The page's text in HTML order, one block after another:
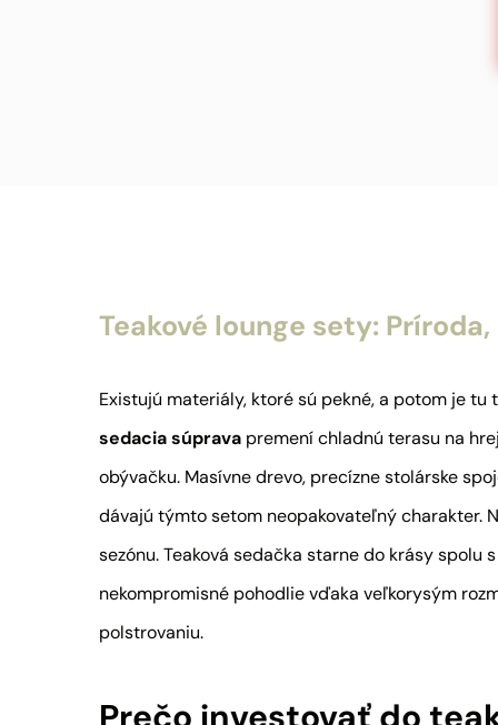
Teakové lounge sety:
Existujú materiály, ktoré sú pekné, a potom je tu
sedacia súprava premení chladnú terasu na
obývačku. Masívne drevo, precízne stolárske
dávajú týmto setom neopakovateľný charakter.
sezónu. Teaková sedačka starne do krásy spolu
nekompromisné pohodlie vďaka veľkorysým
polstrovaniu.
Prečo investovať do